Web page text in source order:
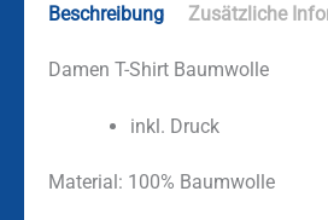
Beschreibung Zusätzliche
Damen T-Shirt Baumwolle
inkl. Druck
Material: 100% Baumwolle